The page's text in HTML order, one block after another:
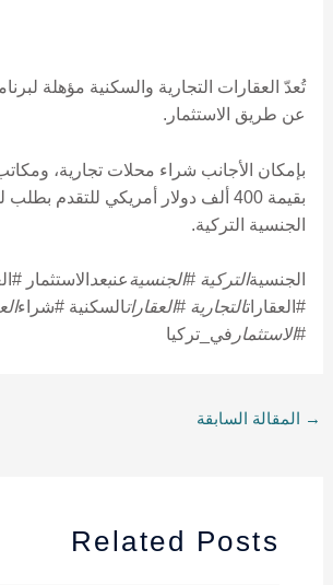
تُعدّ العقارات التجارية والسكنية مؤهلة
عن طريق الاستثمار.
بإمكان الأجانب شراء محلات تجارية،
بقيمة 400 ألف دولار أمريكي للتقدم
الجنسية التركية.
الجنسيةالتركية #الجنسيةعنبعد الاستثمار
#العقاراتالتجارية #العقاراتالسكنية #شراء
#الاستثمار في_تركيا
→ المقالة السابقة
Related Posts